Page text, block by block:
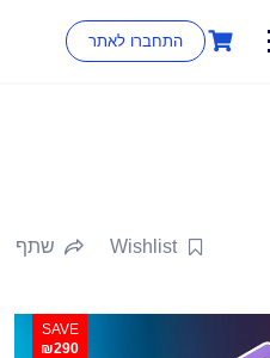
התחברו לאתר
Wishlist שתף
SAVE
₪290